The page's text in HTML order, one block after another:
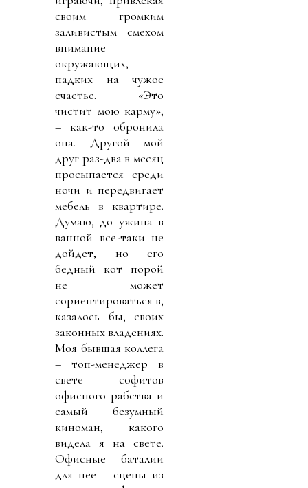
своим громким
заливистым смехом
внимание
окружающих,
падких на чужое
счастье. «Это
чистит мою карму»,
– как-то обронила
она. Другой мой
друг раз-два в месяц
просыпается среди
ночи и передвигает
мебель в квартире.
Думаю, до ужина в
ванной все-таки не
дойдет, но его
бедный кот порой
не может
сориентироваться в,
казалось бы, своих
законных владениях.
Моя бывшая коллега
– топ-менеджер в
свете софитов
офисного рабства и
самый безумный
киноман, какого
видела я на свете.
Офисные баталии
для нее – сцены из